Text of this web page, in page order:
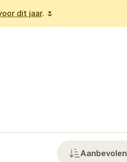
dit jaar. 🌷
Aanbevolen